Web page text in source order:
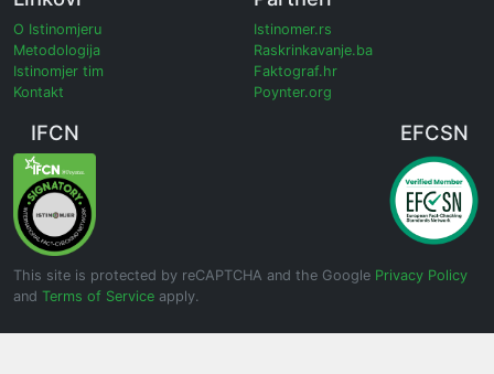
O Istinomjeru
Metodologija
Istinomjer tim
Kontakt
Istinomer.rs
Raskrinkavanje.ba
Faktograf.hr
Poynter.org
IFCN EFCSN
This site is protected by reCAPTCHA and the Google Privacy Policy
and Terms of Service apply.